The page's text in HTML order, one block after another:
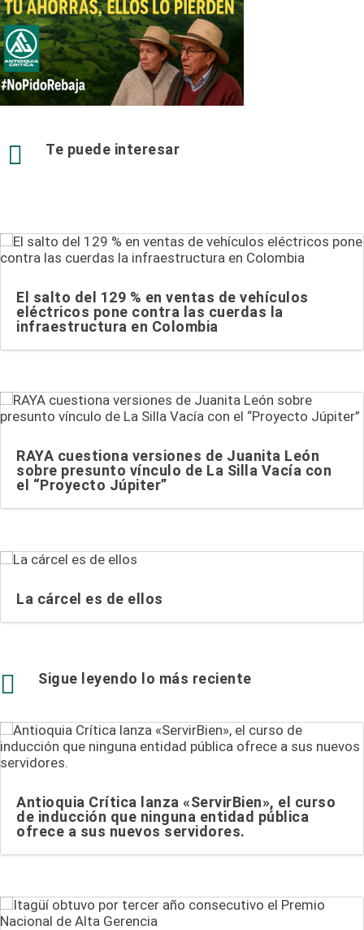
 Te puede interesar
El salto del 129 % en ventas de vehículos
eléctricos pone contra las cuerdas la
infraestructura en Colombia
RAYA cuestiona versiones de Juanita León
sobre presunto vínculo de La Silla Vacía con
el “Proyecto Júpiter”
La cárcel es de ellos
 Sigue leyendo lo más reciente
Antioquia Crítica lanza «ServirBien», el curso
de inducción que ninguna entidad pública
ofrece a sus nuevos servidores.